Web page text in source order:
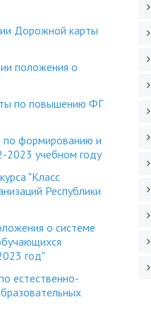
Дорожной карты
положения о
по повышению ФГ
по формированию и
2023 учебном году
"Класс
Республики
о системе
год"
естественно-